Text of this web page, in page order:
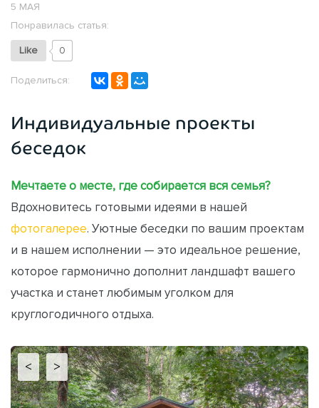
5 МАЯ
Понравилась статья:
Like 0
Поделиться:
Индивидуальные проекты
беседок
Мечтаете о месте, где собирается вся семья?
Вдохновитесь готовыми идеями в нашей
фотогалерее. Уютные беседки по вашим проектам
и в нашем исполнении — это идеальное решение,
которое гармонично дополнит ландшафт вашего
участка и станет любимым уголком для
круглогодичного отдыха.
< >